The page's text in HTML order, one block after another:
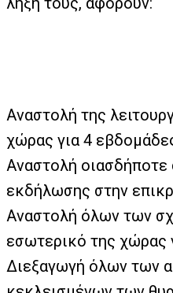
Αναστολή της
χώρας για 4
Αναστολή οιασδήποτε
εκδήλωσης στην
Αναστολή όλων των
εσωτερικό της χώρας
Διεξαγωγή όλων των